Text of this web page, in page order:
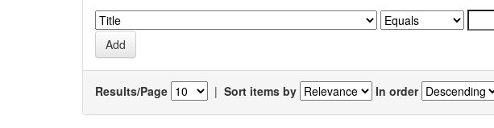
Results/Page | Sort items by In order